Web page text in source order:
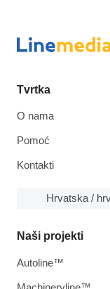
Tvrtka
O nama
Pomoć
Kontakti
Hrvatska /
Naši projekti
Autoline™